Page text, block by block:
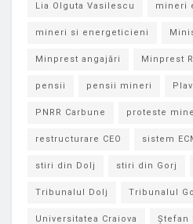
Lia Olguta Vasilescu mineri
mineri si energeticieni
Minprest angajări Minprest
pensii pensii mineri
PNRR Carbune proteste
restructurare CEO sistem
stiri din Dolj stiri din Gorj
Tribunalul Dolj Tribunalul
Universitatea Craiova Ștefan